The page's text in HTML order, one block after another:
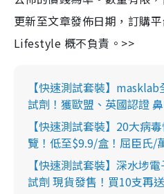
更新至文章發佈日期，訂購
Lifestyle 概不負責。>>
【快速測試套裝】
試劑！獲歐盟、英國認證
【快速測試套裝】20大病
覽！低至$9.9/盒！屈臣氏/
【快速測試套裝】深水埗
試劑 現貨發售！買10支再